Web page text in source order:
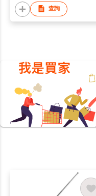
查詢